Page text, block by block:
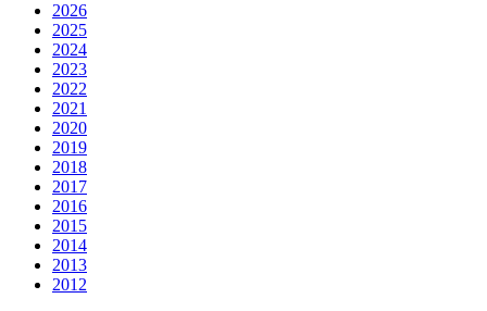
2026
2025
2024
2023
2022
2021
2020
2019
2018
2017
2016
2015
2014
2013
2012